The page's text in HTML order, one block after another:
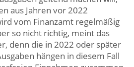
aus Jahren vor 2022
vom Finanzamt regelmäßig
so nicht richtig, meint das
denn die in 2022 oder später
hängen in diesem Fall